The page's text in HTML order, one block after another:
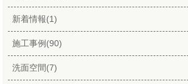
新着情報(1)
施工事例(90)
洗面空間(7)